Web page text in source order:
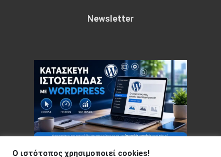
Newsletter
Ο ιστότοπος χρησιμοποιεί cookies!